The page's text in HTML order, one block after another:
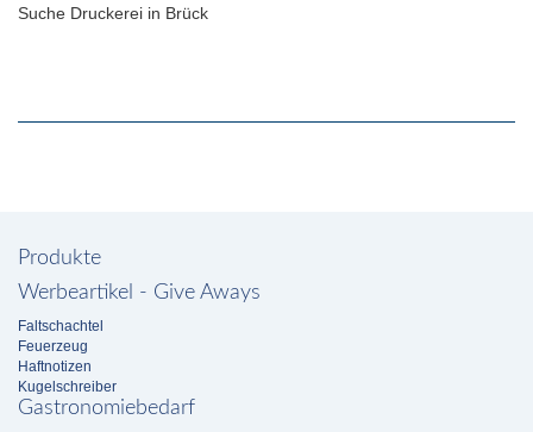
Suche Druckerei in Brück
Produkte
Werbeartikel - Give Aways
Faltschachtel
Feuerzeug
Haftnotizen
Kugelschreiber
Gastronomiebedarf